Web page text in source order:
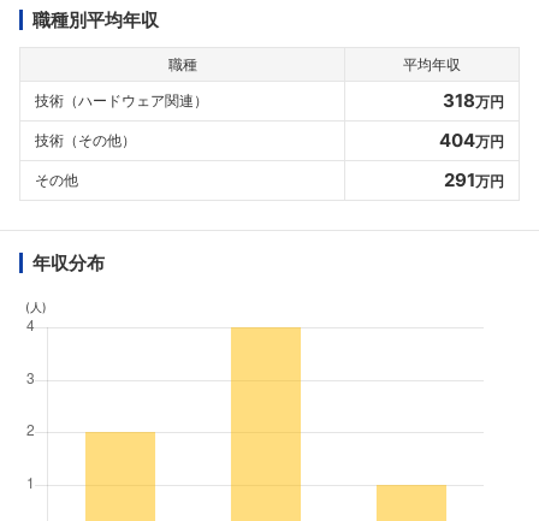
職種別平均年収
職種
平均年収
技術（ハードウェア関連）
318万円
技術（その他） 404万円
その他 291万円
年収分布
(人)